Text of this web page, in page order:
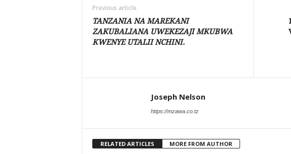
Previous article
TANZANIA NA MAREKANI
ZAKUBALIANA UWEKEZAJI MKUBWA
KWENYE UTALII NCHINI.
Joseph Nelson
https://mzawa.co.tz
RELATED ARTICLES MORE FROM AUTHOR